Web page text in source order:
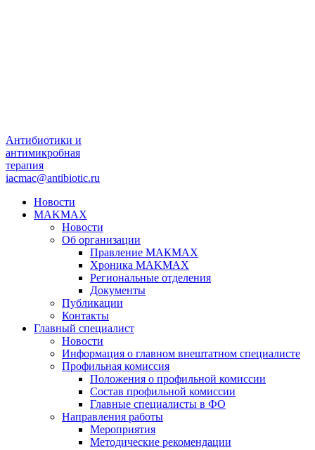
Антибиотики и
антимикробная
терапия
iacmac@antibiotic.ru
Новости
MAKMAX
Новости
Об организации
Правление МАКМАХ
Хроника MAKMAX
Региональные отделения
Документы
Публикации
Контакты
Главный специалист
Новости
Информация о главном внештатном специалисте
Профильная комиссия
Положения о профильной комиссии
Состав профильной комиссии
Главные специалисты в ФО
Направления работы
Мероприятия
Методические рекомендации